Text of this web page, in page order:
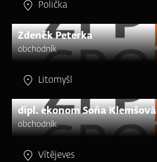
Polička
Zdeněk Peterka
obchodník
Litomyšl
dipl. ekonom Soňa Klemšová
obchodník
Vítějeves